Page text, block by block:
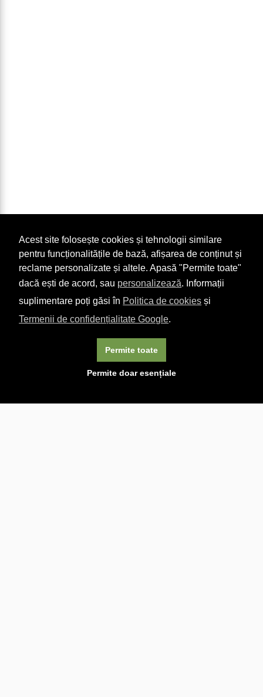
Acest site folosește cookies și tehnologii similare
pentru funcționalitățile de bază, afișarea de conținut și
reclame personalizate și altele. Apasă "Permite toate"
dacă ești de acord, sau personalizează. Informații
suplimentare poți găsi în Politica de cookies și
Termenii de confidențialitate Google.
Permite doar esențiale
Permite toate
exprimați acordul asupra folosirii cookie-urilor.